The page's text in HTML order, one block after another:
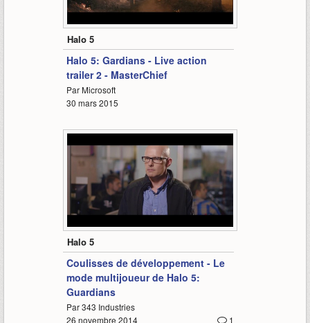
Halo 5
Halo 5: Gardians - Live action
trailer 2 - MasterChief
Par Microsoft
30 mars 2015
Halo 5
Coulisses de développement - Le
mode multijoueur de Halo 5:
Guardians
Par 343 Industries
1
26 novembre 2014